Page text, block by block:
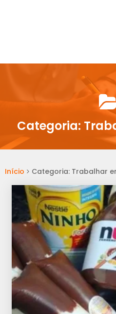
Categoria:
Início Categoria: Trabalhar